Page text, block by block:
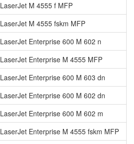
LaserJet M 4555 f MFP
LaserJet M 4555 fskm MFP
LaserJet Enterprise 600 M 602 n
LaserJet Enterprise M 4555 MFP
LaserJet Enterprise 600 M 603 dn
LaserJet Enterprise 600 M 602 dn
LaserJet Enterprise 600 M 602 m
LaserJet Enterprise M 4555 fskm MFP